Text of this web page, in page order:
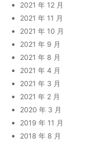
2021 年 12 月
2021 年 11 月
2021 年 10 月
2021 年 9 月
2021 年 8 月
2021 年 4 月
2021 年 3 月
2021 年 2 月
2020 年 3 月
2019 年 11 月
2018 年 8 月